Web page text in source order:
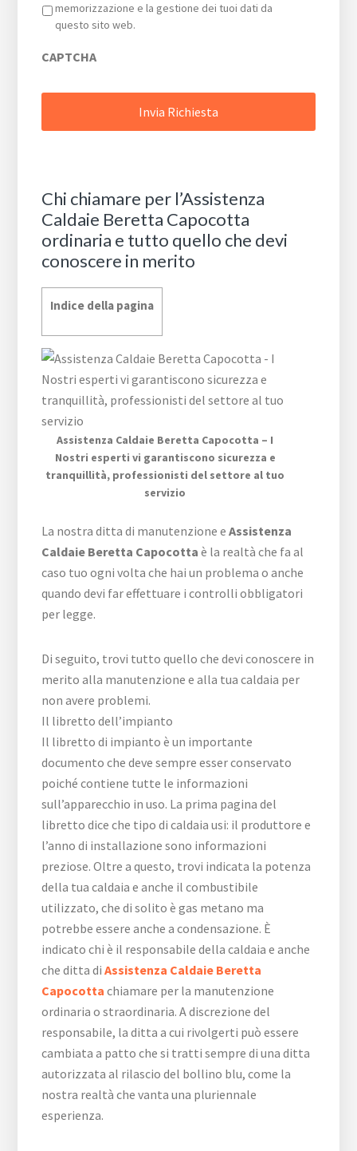
memorizzazione e la gestione dei tuoi dati da
questo sito web.
CAPTCHA
Chi chiamare per l’Assistenza
Caldaie Beretta Capocotta
ordinaria e tutto quello che devi
conoscere in merito
Indice della pagina
Assistenza Caldaie Beretta Capocotta – I
Nostri esperti vi garantiscono sicurezza e
tranquillità, professionisti del settore al tuo
servizio
La nostra ditta di manutenzione eAssistenza
Caldaie Beretta Capocotta è la realtà che fa al
caso tuo ogni volta che hai un problema o anche
quando devi far effettuare i controlli obbligatori
per legge.
Di seguito, trovi tutto quello che devi conoscere in
merito alla manutenzione e alla tua caldaia per
non avere problemi.
Il libretto dell’impianto
Il libretto di impianto è un importante
documento che deve sempre esser conservato
poiché contiene tutte le informazioni
sull’apparecchio in uso. La prima pagina del
libretto dice che tipo di caldaia usi: il produttore e
l’anno di installazione sono informazioni
preziose. Oltre a questo, trovi indicata la potenza
della tua caldaia e anche il combustibile
utilizzato, che di solito è gas metano ma
potrebbe essere anche a condensazione. È
indicato chi è il responsabile della caldaia e anche
che ditta diAssistenza Caldaie Beretta
Capocotta chiamare per la manutenzione
ordinaria o straordinaria. A discrezione del
responsabile, la ditta a cui rivolgerti può essere
cambiata a patto che si tratti sempre di una ditta
autorizzata al rilascio del bollino blu, come la
nostra realtà che vanta una pluriennale
esperienza.